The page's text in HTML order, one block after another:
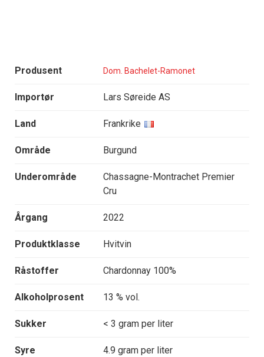
Produsent Dom. Bachelet-Ramonet
Importør Lars Søreide AS
Land Frankrike
Område Burgund
Underområde
Chassagne-Montrachet Premier
Cru
Årgang 2022
Produktklasse Hvitvin
Råstoffer Chardonnay 100%
Alkoholprosent 13 % vol.
Sukker < 3 gram per liter
Syre 4.9 gram per liter